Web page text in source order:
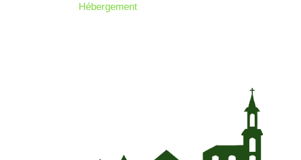
Hébergement